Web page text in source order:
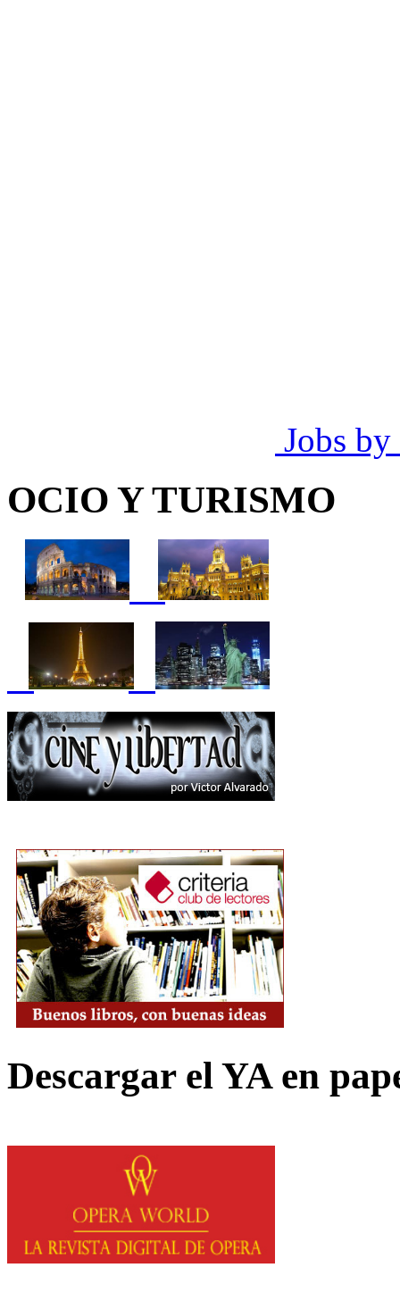
Jobs by
OCIO Y TURISMO
Descargar el YA en